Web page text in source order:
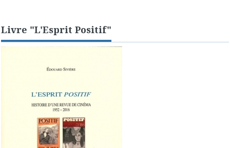
Livre "L'Esprit Positif"